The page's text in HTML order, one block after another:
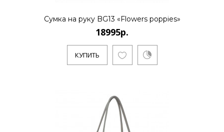
Сумка на руку BG13 «Flowers poppies»
18995р.
КУПИТЬ